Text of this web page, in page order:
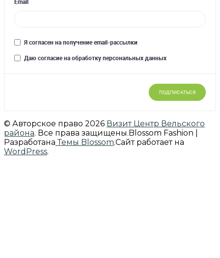
© Авторское право 2026 Визит Центр Вельского
района. Все права защищены.Blossom Fashion |
Разработана Темы Blossom.Сайт работает на
WordPress.